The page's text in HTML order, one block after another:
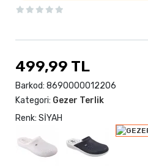
499,99 TL
Barkod: 8690000012206
Kategori: Gezer Terlik
Renk: SİYAH